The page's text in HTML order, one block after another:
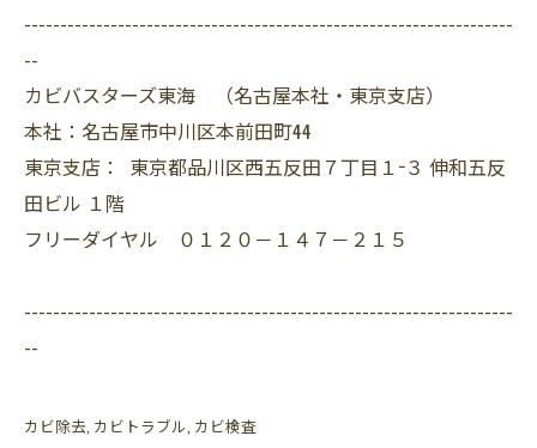
--------------------------------------------------------------------
--
カビバスターズ東海 （名古屋本社・東京支店）
本社：名古屋市中川区本前田町44
東京支店： 東京都品川区西五反田７丁目１−３ 伸和五反
田ビル １階
フリーダイヤル ０１２０－１４７－２１５
--------------------------------------------------------------------
--
カビ除去 カビトラブル カビ検査